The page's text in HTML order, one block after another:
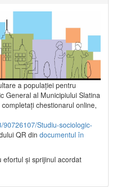
a populaţiei pentru
General al Municipiului Slatina
chestionarul online,
90726107/Studiu-sociologic-
QR din documentul în
efortul şi sprijinul acordat